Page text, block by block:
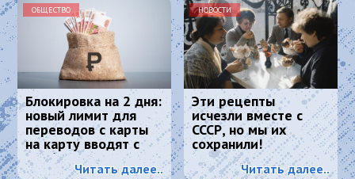
ОБЩЕСТВО
Блокировка на 2 дня:
новый лимит для
переводов с карты
на карту вводят с
2026 года
Читать далее..
НОВОСТИ
Эти рецепты
исчезли вместе с
СССР, но мы их
сохранили!
Читать далее..